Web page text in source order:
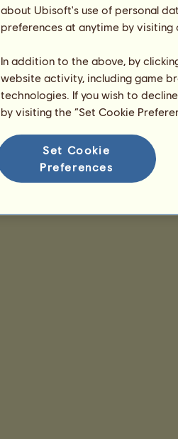
about Ubisoft's use of personal
preferences at anytime by
In addition to the above, by
website activity, including game
technologies. If you wish to
by visiting the “Set Cookie
Set Cookie
Preferences